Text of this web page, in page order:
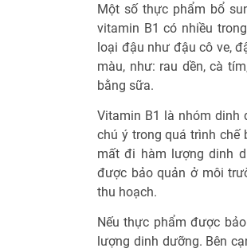
Một số thực phẩm bổ
vitamin B1 có nhiều
loại đậu như đậu cô ve,
màu, như: rau dền, cà
bằng sữa.
Vitamin B1 là nhóm dinh
chú ý trong quá trình chế
mất đi hàm lượng dinh
được bảo quản ở môi
thu hoạch.
Nếu thực phẩm được
lượng dinh dưỡng. Bên